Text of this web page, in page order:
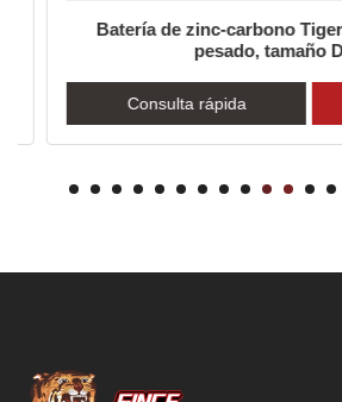
Batería de zinc-carbono Tiger
pesado, tamaño D,
Consulta rápida